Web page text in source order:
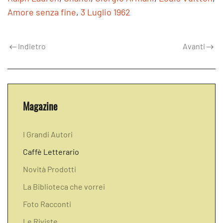
Amore senza fine, 3 Luglio 1962
Indietro Avanti
Magazine
I Grandi Autori
Caffè Letterario
Novità Prodotti
La Biblioteca che vorrei
Foto Racconti